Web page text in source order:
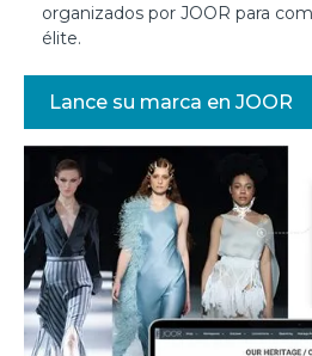
organizados por JOOR para
élite.
Lance su marca en JOOR